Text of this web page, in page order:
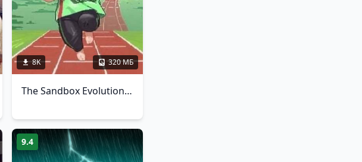
8K 320 МБ
The Sandbox Evolution - Craft a 2D Pixel Universe!
9.4